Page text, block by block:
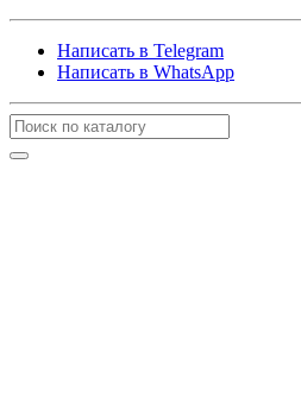
Написать в Telegram
Написать в WhatsApp